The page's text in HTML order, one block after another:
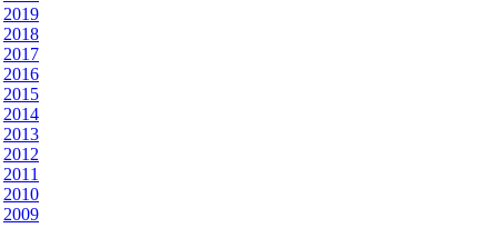
2019
2018
2017
2016
2015
2014
2013
2012
2011
2010
2009